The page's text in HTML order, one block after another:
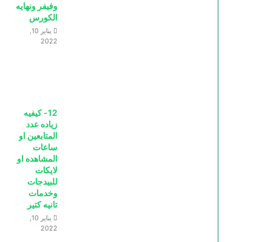
وفيفر ونهايه
الكورس
يناير 10,
2022
12- كيفيه
زياده عدد
المتابعين او
ساعات
المشاهده او
لايكات
للبيدجات
وخدمات
تانيه كتير
يناير 10,
2022